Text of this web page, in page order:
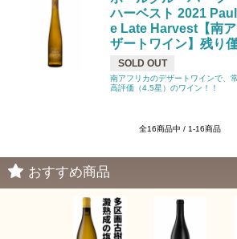
ハーベスト 2021
e Late Harvest【南
ザートワイン】残り
SOLD OUT
南アフリカのデザートワインで、
高評価（4.5星）のワイン！！
全16商品中 / 1-16商品
おすすめ商品